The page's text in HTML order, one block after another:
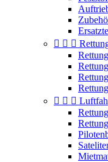
  
  